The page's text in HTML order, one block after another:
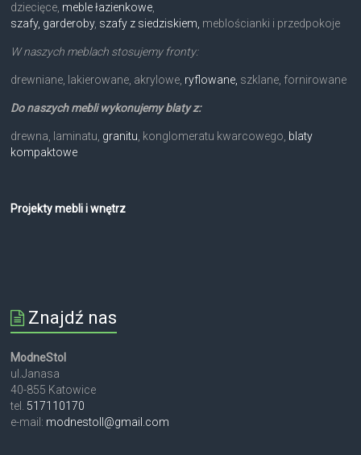
dziecięce, meble łazienkowe,
szafy, garderoby, szafy z siedziskiem, meblościanki i przedpokoje
W naszych meblach stosujemy fronty:
drewniane, lakierowane, akrylowe, ryflowane, szklane, fornirowane
Do naszych mebli wykonujemy blaty z:
drewna, laminatu, granitu, konglomeratu kwarcowego, blaty
kompaktowe
Projekty mebli i wnętrz
Znajdź nas
ModneStol
ul.Janasa
40-855 Katowice
tel. 517110170
e-mail: modnestoll@gmail.com